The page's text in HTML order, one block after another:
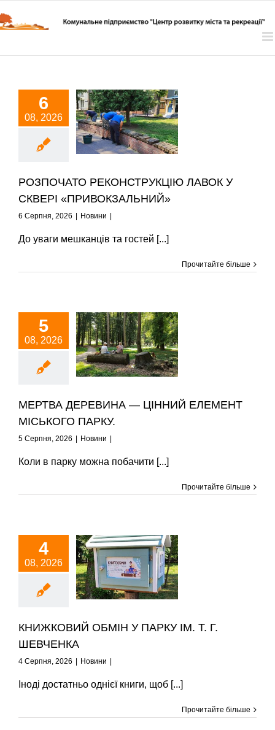
to
content
6
08, 2026
РОЗПОЧАТО
У СКВЕРІ
РОЗПОЧАТО РЕКОНСТРУКЦІЮ ЛАВОК У
СКВЕРІ «ПРИВОКЗАЛЬНИЙ»
6 Серпня, 2026 Новини
До уваги мешканців та гостей [...]
Прочитайте більше
5
08, 2026
ДЕРЕВИНА
ЕЛЕМЕНТ
ПАРКУ.
Новини
МЕРТВА ДЕРЕВИНА — ЦІННИЙ ЕЛЕМЕНТ
МІСЬКОГО ПАРКУ.
5 Серпня, 2026 Новини
Коли в парку можна побачити [...]
Прочитайте більше
4
08, 2026
ОБМІН
ІМ. Т. Г.
ШЕВЧЕНКА
Новини
КНИЖКОВИЙ ОБМІН У ПАРКУ ІМ. Т. Г.
ШЕВЧЕНКА
4 Серпня, 2026 Новини
Іноді достатньо однієї книги, щоб [...]
Прочитайте більше